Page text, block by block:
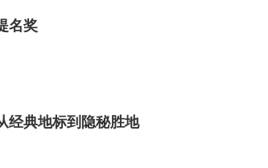
名奖
经典地标到隐秘胜地